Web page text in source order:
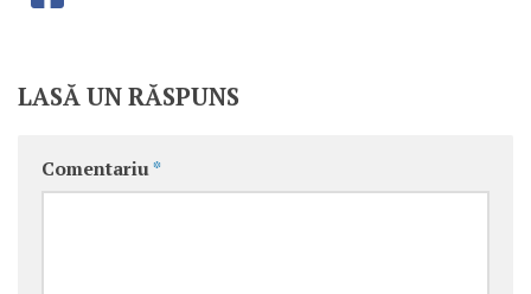
LASĂ UN RĂSPUNS
Comentariu*